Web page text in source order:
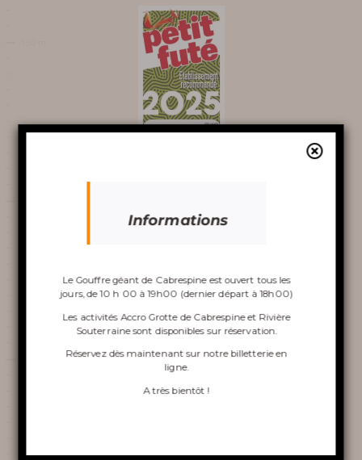
SERVICES ET BOUTIQUE
FOIRE AUX QUESTIONS
AUTOUR DU GOUFFRE
Découvrir le
gouffre
ACCRO GROTTE DE
CABRESPINE
Informations
Le Gouffre géant de Cabrespine est ouvert tous les
jours, de 10 h 00 à 19h00 (dernier départ à 18h00)
Les activités Accro Grotte de Cabrespine et Rivière
Souterraine sont disponibles sur réservation.
Réservez dès maintenant sur notre billetterie en
ligne.
A très bientôt !